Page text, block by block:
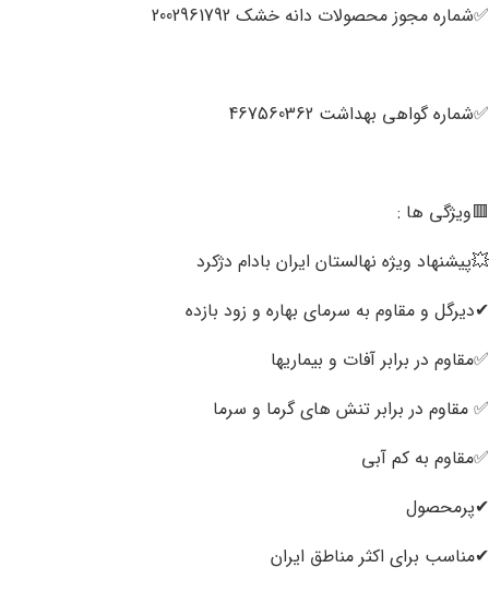
✅️شماره مجوز محصولات دانه خشک 2002961792
✅️شماره گواهی بهداشت 467560362
🟥ویژگی ها :
💥پیشنهاد ویژه نهالستان ایران بادام دژکرد
✔دیرگل و مقاوم به سرمای بهاره و زود بازده
✅مقاوم در برابر آفات و بیماریها
✅ مقاوم در برابر تنش های گرما و سرما
✅مقاوم به کم آبی
✔پرمحصول
✔مناسب برای اکثر مناطق ایران